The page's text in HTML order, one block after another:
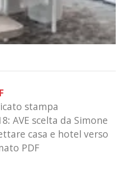
stampa
AVE scelta da Simone
casa e hotel verso
PDF